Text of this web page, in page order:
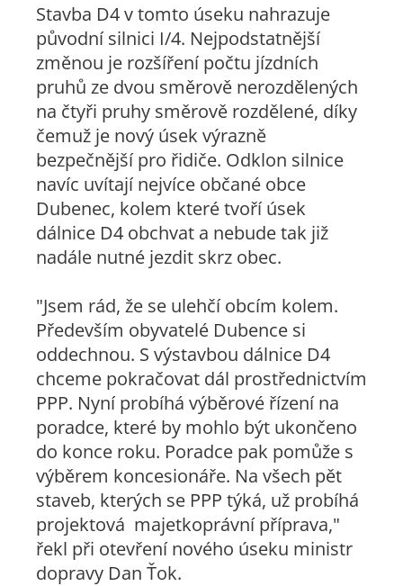
Stavba D4 v tomto úseku nahrazuje
původní silnici I/4. Nejpodstatnější
změnou je rozšíření počtu jízdních
pruhů ze dvou směrově nerozdělených
na čtyři pruhy směrově rozdělené, díky
čemuž je nový úsek výrazně
bezpečnější pro řidiče. Odklon silnice
navíc uvítají nejvíce občané obce
Dubenec, kolem které tvoří úsek
dálnice D4 obchvat a nebude tak již
nadále nutné jezdit skrz obec.
"Jsem rád, že se ulehčí obcím kolem.
Především obyvatelé Dubence si
oddechnou. S výstavbou dálnice D4
chceme pokračovat dál prostřednictvím
PPP. Nyní probíhá výběrové řízení na
poradce, které by mohlo být ukončeno
do konce roku. Poradce pak pomůže s
výběrem koncesionáře. Na všech pět
staveb, kterých se PPP týká, už probíhá
projektová majetkoprávní příprava,"
řekl při otevření nového úseku ministr
dopravy Dan Ťok.